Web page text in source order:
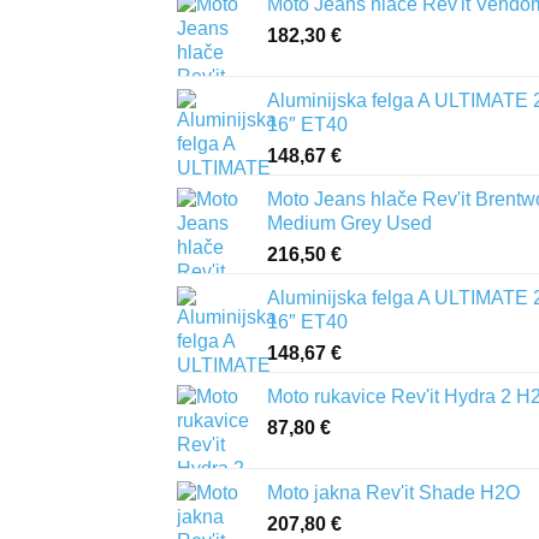
Moto Jeans hlače Rev'it
182,30 €
Aluminijska felga A ULTIMATE
16″ ET40
148,67 €
Moto Jeans hlače Rev'it
Medium Grey Used
216,50 €
Aluminijska felga A ULTIMATE
16″ ET40
148,67 €
Moto rukavice Rev'it Hydra 2
87,80 €
Moto jakna Rev'it Shade H2O
207,80 €